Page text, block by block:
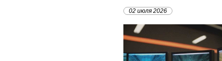
02 июля 2026